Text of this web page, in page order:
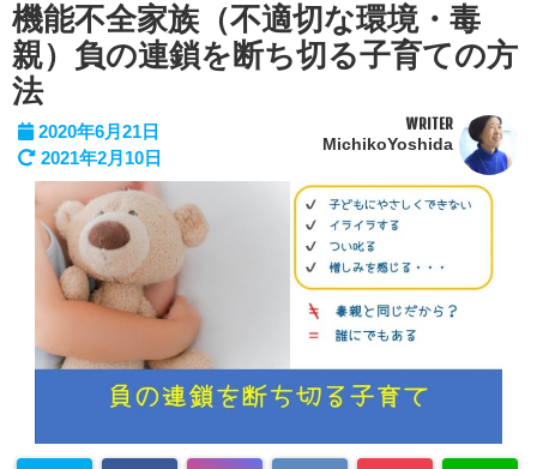
機能不全家族（不適切な環境・毒
親）負の連鎖を断ち切る子育ての方
法
2020年6月21日
2021年2月10日
WRITER
MichikoYoshida